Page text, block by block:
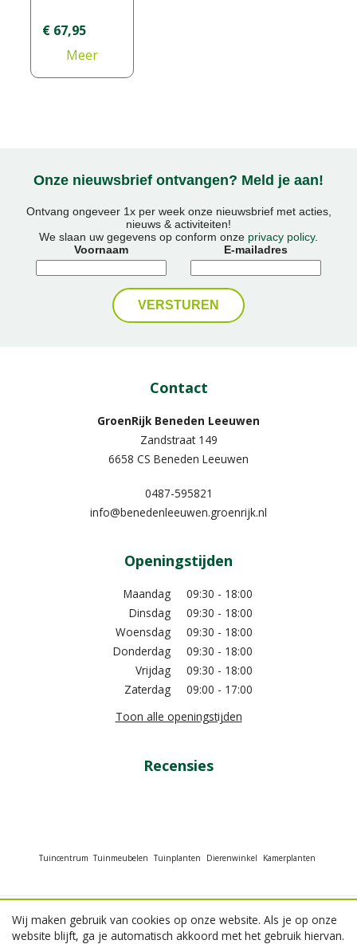
€ 67,95
Meer
informatie
Onze nieuwsbrief ontvangen? Meld je aan!
Ontvang ongeveer 1x per week onze nieuwsbrief met acties,
nieuws & activiteiten!
We slaan uw gegevens op conform onze privacy policy.
Voornaam
E-mailadres
Contact
GroenRijk Beneden Leeuwen​
Zandstraat 149
6658 CS Beneden Leeuwen
0487-595821
info@benedenleeuwen.groenrijk.nl
Openingstijden
Maandag
09:30 - 18:00
Dinsdag
09:30 - 18:00
Woensdag
09:30 - 18:00
Donderdag
09:30 - 18:00
Vrijdag
09:30 - 18:00
Zaterdag
09:00 - 17:00
Toon alle openingstijden
Recensies
Tuincentrum Tuinmeubelen Tuinplanten Dierenwinkel Kamerplanten
© GroenRijk Beneden Leeuwen
Wij maken gebruik van cookies op onze website. Als je op onze
website blijft, ga je automatisch akkoord met het gebruik hiervan.